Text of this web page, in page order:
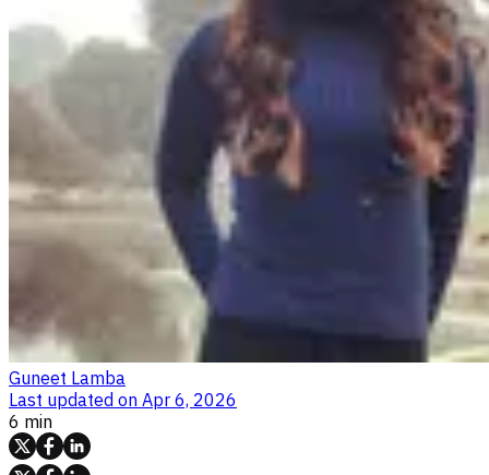
Guneet Lamba
Last updated on Apr 6, 2026
6 min